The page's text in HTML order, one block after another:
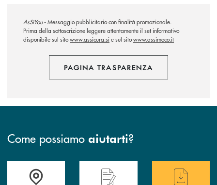
AsSìYou- Messaggio pubblicitario con finalità promozionale.
Prima della sottoscrizione leggere attentamente il set informativo
disponibile sul sitowww.assicura.sie sul sitowww.assimoco.it
PAGINA TRASPARENZA
Come possiamo aiutarti?
Accedi all' elenco completo delle filialiHai bisogno di assistenza immediata ?
Hai bisogno di